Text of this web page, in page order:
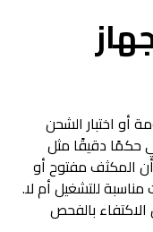
اختبار الشحن
حكمًا دقيقًا مثل
المكثف مفتوح أو
للتشغيل أم لا.
الاكتفاء بالفحص